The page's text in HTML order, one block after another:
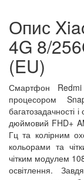
Опис
4G 8/
(EU)
Смартфон
процесором
багатозадачності
дюймовий FHD+
Гц та колірним
кольорами та
чітким модулем
освітлення.